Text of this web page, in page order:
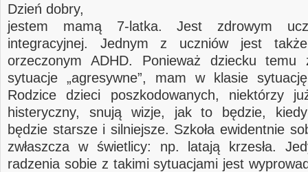
Dzień dobry,
jestem mamą 7-latka. Jest zdrowym
integracyjnej. Jednym z uczniów jest
orzeczonym ADHD. Ponieważ dziecku temu
sytuacje „agresywne”, mam w klasie
Rodzice dzieci poszkodowanych, niektórzy
histeryczny, snują wizje, jak to będzie,
będzie starsze i silniejsze. Szkoła ewidentnie
zwłaszcza w świetlicy: np. latają krzesła.
radzenia sobie z takimi sytuacjami jest